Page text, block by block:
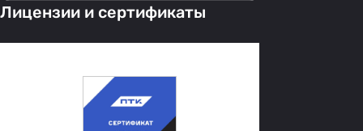
Лицензии и сертификаты